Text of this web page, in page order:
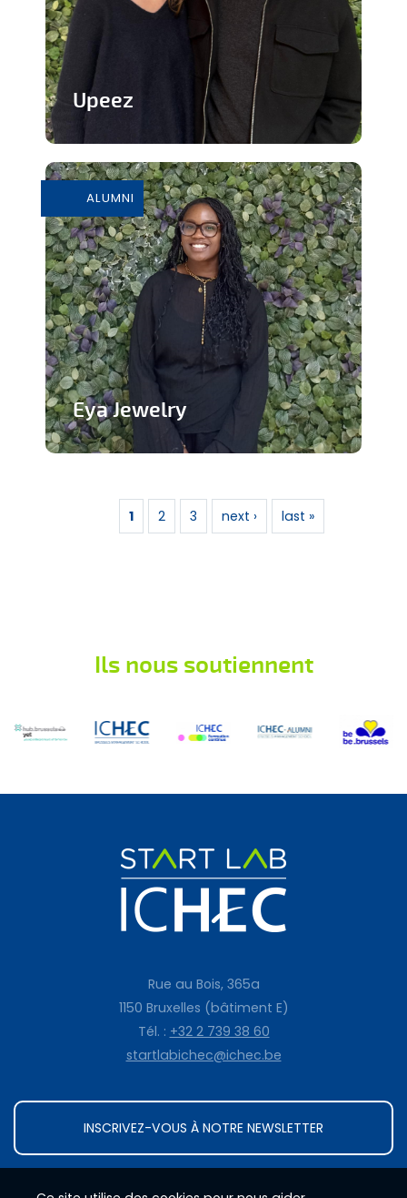
Upeez
grillons
En savoir plus
ALUMNI
Eya Jewelry
En savoir plus
1 2 3 next › last »
Ils nous soutiennent
Rue au Bois, 365a
1150 Bruxelles (bâtiment E)
Tél. : +32 2 739 38 60
startlabichec@ichec.be
INSCRIVEZ-VOUS À NOTRE NEWSLETTER